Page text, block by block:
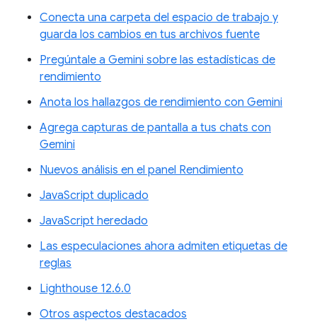
Conecta una carpeta del espacio de trabajo y
guarda los cambios en tus archivos fuente
Pregúntale a Gemini sobre las estadísticas de
rendimiento
Anota los hallazgos de rendimiento con Gemini
Agrega capturas de pantalla a tus chats con
Gemini
Nuevos análisis en el panel Rendimiento
JavaScript duplicado
JavaScript heredado
Las especulaciones ahora admiten etiquetas de
reglas
Lighthouse 12.6.0
Otros aspectos destacados